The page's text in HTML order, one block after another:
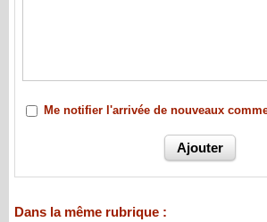
Me notifier l'arrivée de nouveaux
Dans la même rubrique :